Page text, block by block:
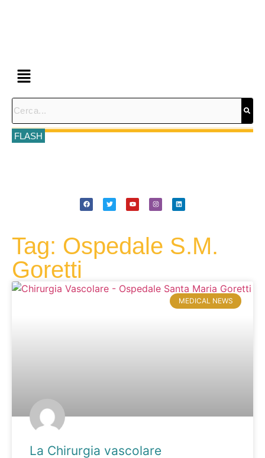
FLASH
Tag: Ospedale S.M.
Goretti
MEDICAL NEWS
La Chirurgia vascolare